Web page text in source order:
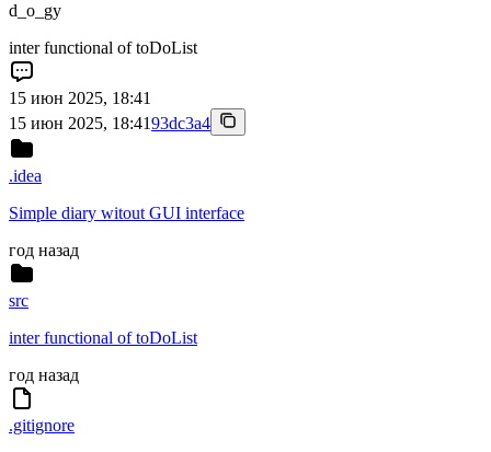
d_o_gy
inter functional of toDoList
15 июн 2025, 18:41
15 июн 2025, 18:4193dc3a4
.idea
Simple diary witout GUI interface
год назад
src
inter functional of toDoList
год назад
.gitignore